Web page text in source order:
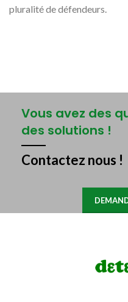
pluralité de défendeurs.
Vous avez des
des solutions !
Contactez nous !